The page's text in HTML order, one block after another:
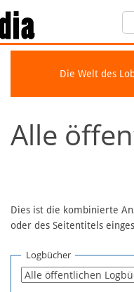
Die Welt des
Alle
Dies ist die kombinierte
oder des Seitentitels
Logbücher